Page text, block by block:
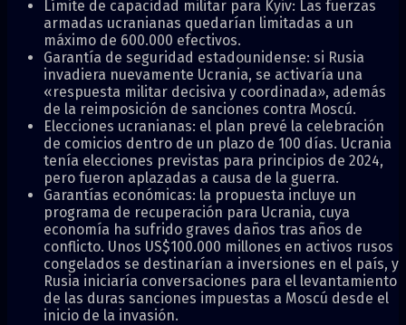
Límite de capacidad militar para Kyiv: Las fuerzas
armadas ucranianas quedarían limitadas a un
máximo de 600.000 efectivos.
Garantía de seguridad estadounidense: si Rusia
invadiera nuevamente Ucrania, se activaría una
«respuesta militar decisiva y coordinada», además
de la reimposición de sanciones contra Moscú.
Elecciones ucranianas: el plan prevé la celebración
de comicios dentro de un plazo de 100 días. Ucrania
tenía elecciones previstas para principios de 2024,
pero fueron aplazadas a causa de la guerra.
Garantías económicas: la propuesta incluye un
programa de recuperación para Ucrania, cuya
economía ha sufrido graves daños tras años de
conflicto. Unos US$100.000 millones en activos rusos
congelados se destinarían a inversiones en el país, y
Rusia iniciaría conversaciones para el levantamiento
de las duras sanciones impuestas a Moscú desde el
inicio de la invasión.